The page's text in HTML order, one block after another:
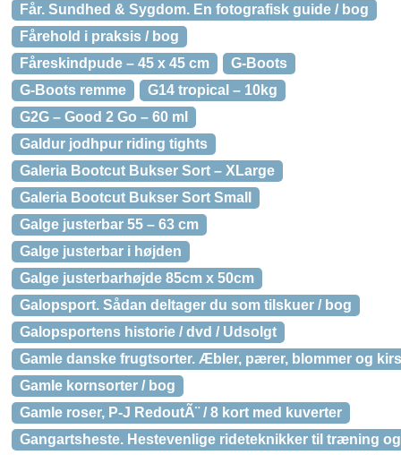
Får. Sundhed & Sygdom. En fotografisk guide / bog
Fårehold i praksis / bog
Fåreskindpude – 45 x 45 cm
G-Boots
G-Boots remme
G14 tropical – 10kg
G2G – Good 2 Go – 60 ml
Galdur jodhpur riding tights
Galeria Bootcut Bukser Sort – XLarge
Galeria Bootcut Bukser Sort Small
Galge justerbar 55 – 63 cm
Galge justerbar i højden
Galge justerbarhøjde 85cm x 50cm
Galopsport. Sådan deltager du som tilskuer / bog
Galopsportens historie / dvd / Udsolgt
Gamle danske frugtsorter. Æbler, pærer, blommer og
Gamle kornsorter / bog
Gamle roser, P-J RedoutÃ¨ / 8 kort med kuverter
Gangartsheste. Hestevenlige rideteknikker til træning